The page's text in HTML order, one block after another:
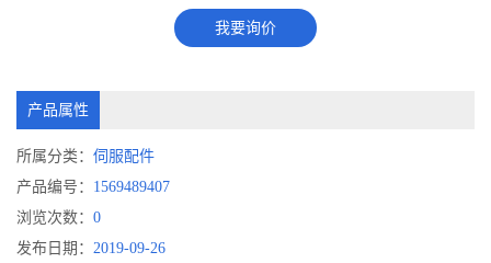
我要询价
产品属性
所属分类： 伺服配件
产品编号： 1569489407
浏览次数： 0
发布日期： 2019-09-26